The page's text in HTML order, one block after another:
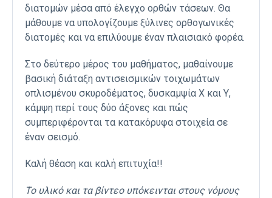
διατομών μέσα από έλεγχο ορθών τάσεων. Θα
μάθουμε να υπολογίζουμε ξύλινες ορθογωνικές
διατομές και να επιλύουμε έναν πλαισιακό φορέα.
Στο δεύτερο μέρος του μαθήματος, μαθαίνουμε
βασική διάταξη αντισεισμικών τοιχωμάτων
οπλισμένου σκυροδέματος, δυσκαμψία Χ και Υ,
κάμψη περί τους δύο άξονες και πώς
συμπεριφέρονται τα κατακόρυφα στοιχεία σε
έναν σεισμό.
Καλή θέαση και καλή επιτυχία!!
Το υλικό και τα βίντεο υπόκεινται στους νόμους